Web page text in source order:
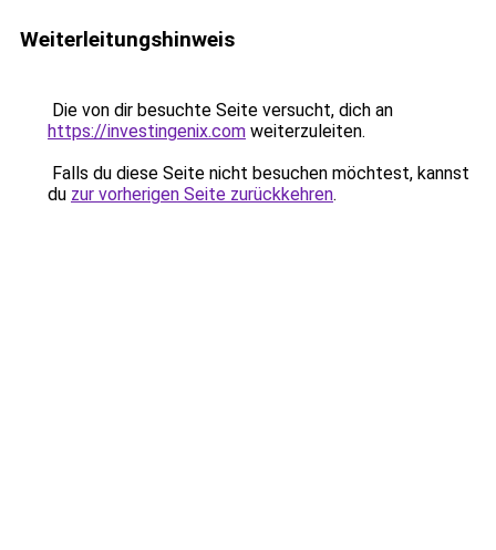
Weiterleitungshinweis
Die von dir besuchte Seite versucht, dich an
https://investingenix.com weiterzuleiten.
Falls du diese Seite nicht besuchen möchtest, kannst
du zur vorherigen Seite zurückkehren.